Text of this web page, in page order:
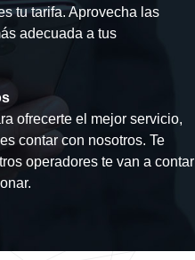
tu tarifa. Aprovecha las
adecuada a tus
ofrecerte el mejor servicio,
contar con nosotros. Te
operadores te van a contar